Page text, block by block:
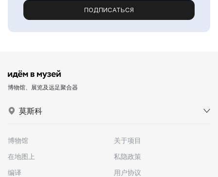
ПОДПИСАТЬСЯ
博物馆、展览及远足聚合器
莫斯科
博物馆
在地图上
编译
关于项目
私隐政策
用户协议